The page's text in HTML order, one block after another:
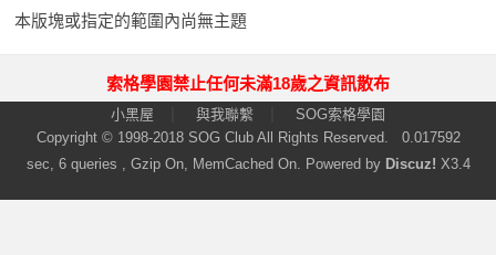
本版塊或指定的範圍內尚無主題
索格學園禁止任何未滿18歲之資訊散布
小黑屋 與我聯繫
SOG索格學園
Copyright © 1998-2018 SOG ClubAll Rights Reserved. 0.017592
sec, 6 queries , Gzip On, MemCached On.
Powered by Discuz! X3.4